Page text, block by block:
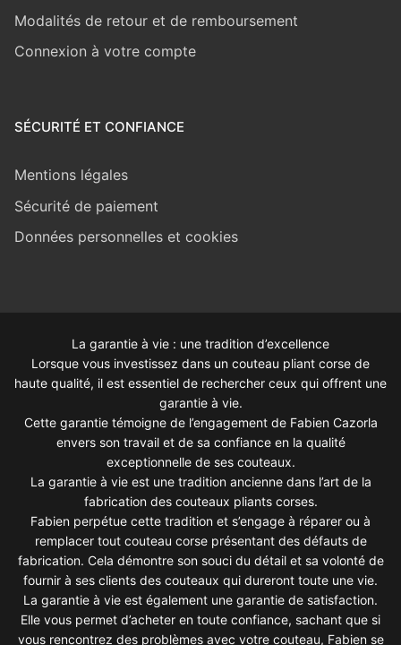
Modalités de retour et de remboursement
Connexion à votre compte
SÉCURITÉ ET CONFIANCE
Mentions légales
Sécurité de paiement
Données personnelles et cookies
La garantie à vie : une tradition d’excellence
Lorsque vous investissez dans un couteau pliant corse de
haute qualité, il est essentiel de rechercher ceux qui offrent une
garantie à vie.
Cette garantie témoigne de l’engagement de Fabien Cazorla
envers son travail et de sa confiance en la qualité
exceptionnelle de ses couteaux.
La garantie à vie est une tradition ancienne dans l’art de la
fabrication des couteaux pliants corses.
Fabien perpétue cette tradition et s’engage à réparer ou à
remplacer tout couteau corse présentant des défauts de
fabrication. Cela démontre son souci du détail et sa volonté de
fournir à ses clients des couteaux qui dureront toute une vie.
La garantie à vie est également une garantie de satisfaction.
Elle vous permet d’acheter en toute confiance, sachant que si
vous rencontrez des problèmes avec votre couteau, Fabien se